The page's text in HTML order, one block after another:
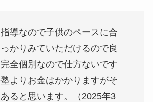
導なので子供のペースに合
かりみていただけるので良
全個別なので仕方ないです
よりお金はかかりますがそ
ると思います。（2025年3